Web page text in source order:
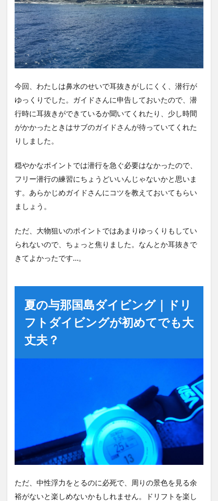
今回、わたしは鼻水のせいで耳抜きがしにくく、潜行が
ゆっくりでした。ガイドさんに申告しておいたので、潜
行時に耳抜きができているか聞いてくれたり、少し時間
がかかったときはサブのガイドさんが待っていてくれた
りしました。
穏やかなポイントでは潜行を急ぐ必要はなかったので、
フリー潜行の練習にちょうどいいんじゃないかと思いま
す。あらかじめガイドさんにコツを教えておいてもらい
ましょう。
ただ、大物狙いのポイントではあまりゆっくりもしてい
られないので、ちょっと焦りました。なんとか耳抜きで
きてよかったです…。
夏の与那国島ダイビング｜ドリ
フトダイビングが初めてでも大
丈夫？
ただ、中性浮力をとるのに必死で、周りの景色を見る余
裕がないと楽しめないかもしれません。ドリフトを楽し